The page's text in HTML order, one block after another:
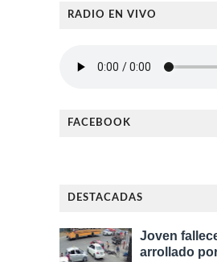
RADIO EN VIVO
FACEBOOK
DESTACADAS
Joven
arrollado